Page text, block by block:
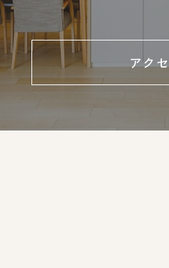
アク